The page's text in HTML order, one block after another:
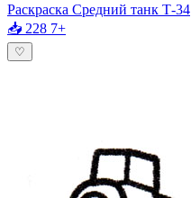
Раскраска Средний танк Т-34
📥 228 7+
♡